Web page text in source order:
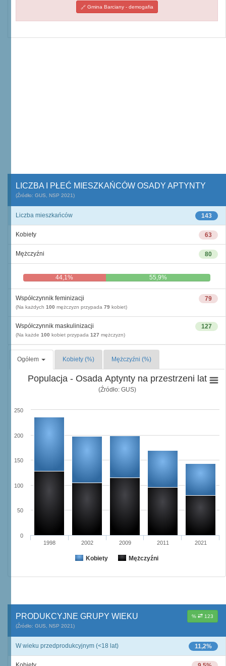
Gmina Barciany - demogafia
LICZBA I PŁEĆ MIESZKAŃCÓW OSADY APTYNTY
(Źródło: GUS, NSP 2021)
143
Liczba mieszkańców
63
Kobiety
80
Mężczyźni
44,1% 55,9%
79
Współczynnik feminizacji
(Na każdych 100 mężczyzn przypada 79 kobiet)
127
Współczynnik maskulinizacji
(Na każde 100 kobiet przypada 127 mężczyzn)
Ogółem Kobiety (%) Mężczyźni (%)
Populacja - Osada Aptynty na przestrzeni lat
(Źródło: GUS)
Kobiety Mężczyźni
1998 2002 2009 2011 2021
0
50
100
150
200
250
% 123
PRODUKCYJNE GRUPY WIEKU
(Źródło: GUS, NSP 2021)
11,2%
W wieku przedprodukcyjnym (<18 lat)